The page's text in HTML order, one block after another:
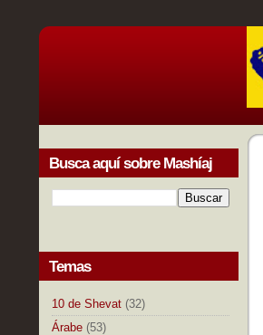
Busca aquí sobre Mashíaj
Temas
10 de Shevat (32)
Árabe (53)